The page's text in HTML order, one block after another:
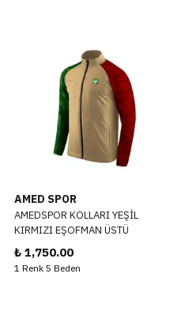
AMED SPOR
AMEDSPOR KOLLARI YEŞİL
KIRMIZI EŞOFMAN ÜSTÜ
₺ 1,750.00
1 Renk 5 Beden